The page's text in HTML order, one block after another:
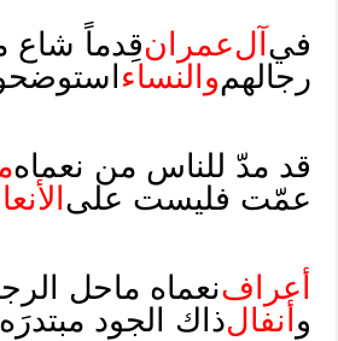
في آلعمرانقِدماً شاع
رجالهموالنساء
قد مدّ للناس من نعماه
عمّت فليست على
أعرافنعماه ماحل
و أنفالذاك الجود مبتدرَه